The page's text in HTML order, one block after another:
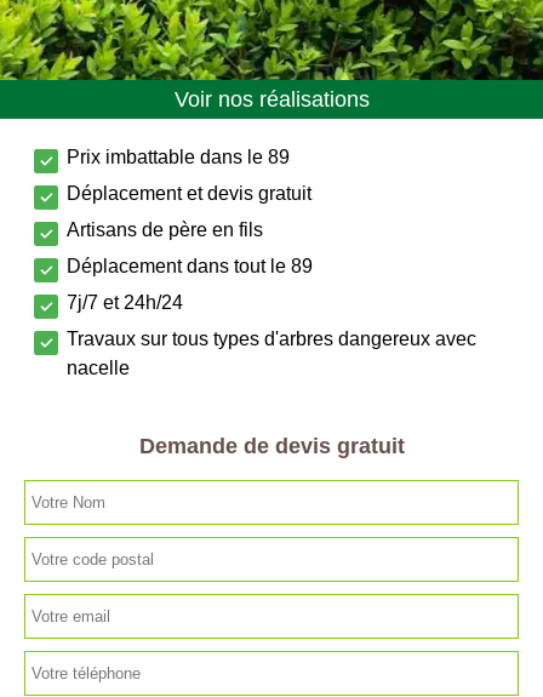
Voir nos réalisations
Prix imbattable dans le 89
Déplacement et devis gratuit
Artisans de père en fils
Déplacement dans tout le 89
7j/7 et 24h/24
Travaux sur tous types d'arbres dangereux avec
nacelle
Demande de devis gratuit